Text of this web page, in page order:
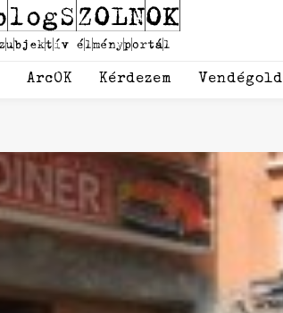
ArcOK Kérdezem